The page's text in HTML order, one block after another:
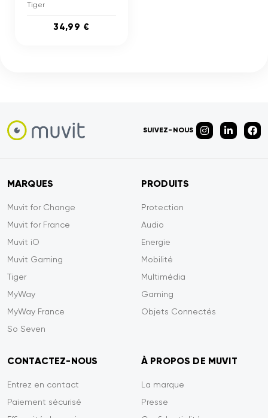
Tiger
34,99 €
SUIVEZ-NOUS
MARQUES
Muvit for Change
Muvit for France
Muvit iO
Muvit Gaming
Tiger
MyWay
MyWay France
So Seven
PRODUITS
Protection
Audio
Energie
Mobilité
Multimédia
Gaming
Objets Connectés
CONTACTEZ-NOUS
Entrez en contact
Paiement sécurisé
À PROPOS DE MUVIT
La marque
Presse